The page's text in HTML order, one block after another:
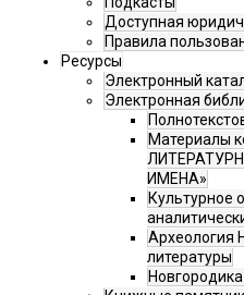
Доступная
Правила
Ресурсы
Электронный
Электронная
Материалы
ИМЕНА»
Культурное
Археология
литературы